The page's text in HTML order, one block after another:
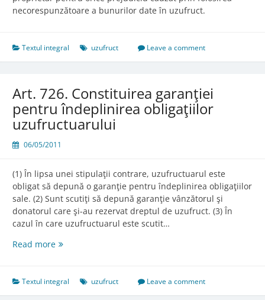
necorespunzătoare a bunurilor date în uzufruct.
Textul integral uzufruct Leave a comment
Art. 726. Constituirea garanţiei
pentru îndeplinirea obligaţiilor
uzufructuarului
06/05/2011
(1) În lipsa unei stipulaţii contrare, uzufructuarul este
obligat să depună o garanţie pentru îndeplinirea obligaţiilor
sale. (2) Sunt scutiţi să depună garanţie vânzătorul şi
donatorul care şi-au rezervat dreptul de uzufruct. (3) În
cazul în care uzufructuarul este scutit…
Read moreArt.
garanţiei
pentru
Textul integral uzufruct Leave a comment